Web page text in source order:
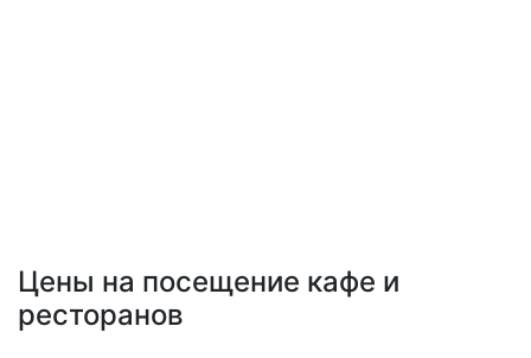
Цены на посещение кафе и
ресторанов